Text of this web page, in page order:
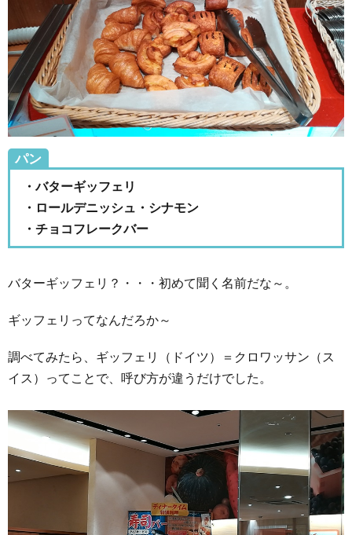
パン
・バターギッフェリ
・ロールデニッシュ・シナモン
・チョコフレークバー
バターギッフェリ？・・・初めて聞く名前だな～。
ギッフェリってなんだろか～
調べてみたら、ギッフェリ（ドイツ）＝クロワッサン（ス
イス）ってことで、呼び方が違うだけでした。